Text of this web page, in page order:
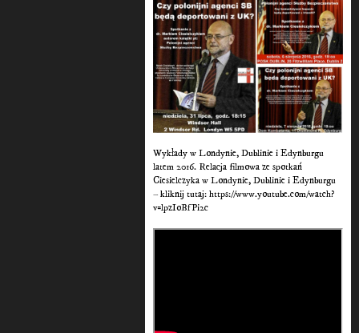
Wykłady w Londynie, Dublinie i Edynburgu
latem 2016. Relacja filmowa ze spotkań
Ciesielczyka w Londynie, Dublinie i Edynburgu
– kliknij tutaj: https://www.youtube.com/watch?
v=lpzIoBfPi2c